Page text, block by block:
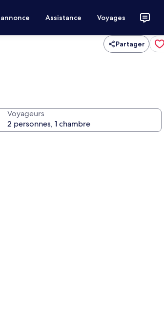
Assistance Voyages
Partager
Voyageurs